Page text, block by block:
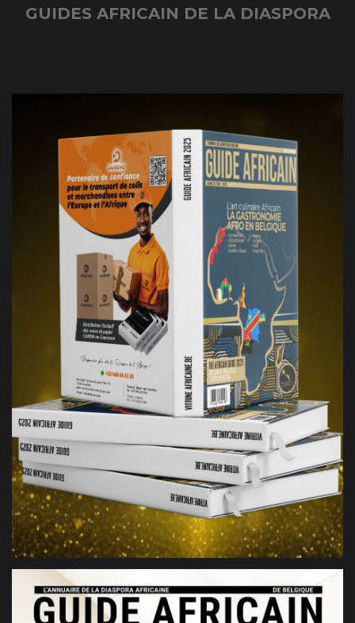
GUIDES AFRICAIN DE LA DIASPORA
GUIDE AFRICAIN BELGIQUE 2025
2025, BELGIQUE